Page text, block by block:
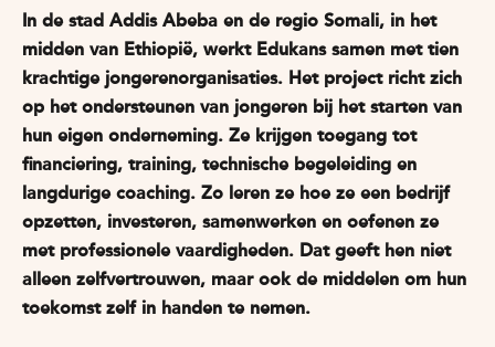
In de stad Addis Abeba en de regio Somali, in het
midden van Ethiopië, werkt Edukans samen met tien
krachtige jongerenorganisaties. Het project richt zich
op het ondersteunen van jongeren bij het starten van
hun eigen onderneming. Ze krijgen toegang tot
financiering, training, technische begeleiding en
langdurige coaching. Zo leren ze hoe ze een bedrijf
opzetten, investeren, samenwerken en oefenen ze
met professionele vaardigheden. Dat geeft hen niet
alleen zelfvertrouwen, maar ook de middelen om hun
toekomst zelf in handen te nemen.